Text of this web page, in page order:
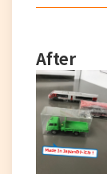
After